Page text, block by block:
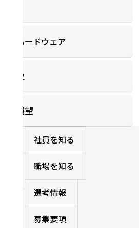
転ハードウェア
歴史
の展望
社員を知る
職場を知る
選考情報
募集要項